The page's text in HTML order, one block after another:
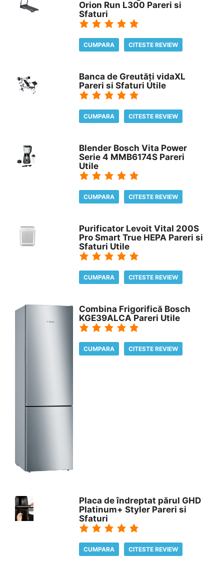
Orion Run L300 Pareri si
Sfaturi
CUMPARA CITESTE REVIEW
Banca de Greutăți vidaXL
Pareri si Sfaturi Utile
CUMPARA CITESTE REVIEW
Blender Bosch Vita Power
Serie 4 MMB6174S Pareri
Utile
CUMPARA CITESTE REVIEW
Purificator Levoit Vital 200S
Pro Smart True HEPA Pareri si
Sfaturi Utile
CUMPARA CITESTE REVIEW
Combina Frigorifică Bosch
KGE39ALCA Pareri Utile
CUMPARA CITESTE REVIEW
Placa de îndreptat părul GHD
Platinum+ Styler Pareri si
Sfaturi
CUMPARA CITESTE REVIEW